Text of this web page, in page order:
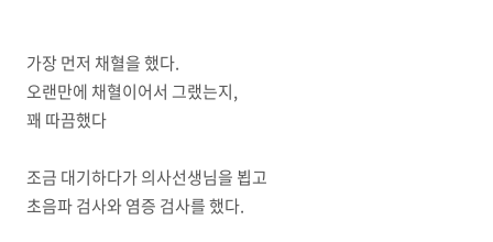
가장 먼저 채혈을 했다.
오랜만에 채혈이어서 그랬는지,
꽤 따끔했다
조금 대기하다가 의사선생님을 뵙고
초음파 검사와 염증 검사를 했다.